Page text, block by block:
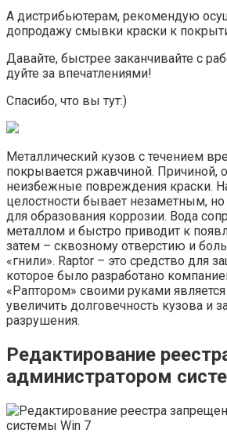
А дистрибьютерам, рекомендую
допродажу смывки краски к
Давайте, быстрее заканчивайте с
дуйте за впечатлениями!
Спасибо, что вы тут:)
Металлический кузов с течением
покрывается ржавчиной. Причиной,
неизбежные повреждения краски.
целостности бывает незаметным, но
для образования коррозии. Вода
металлом и быстро приводит к
затем – сквозному отверстию и
«гнили». Raptor – это средство для
которое было разработано
«Раптором» своими руками
увеличить долговечность кузова и
разрушения.
Редактирование
администратором